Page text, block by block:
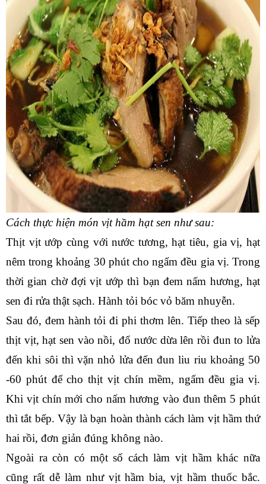
Cách thực hiện món vịt hầm hạt sen như sau:
Thịt vịt ướp cùng với nước tương, hạt tiêu, gia vị, hạt
nêm trong khoảng 30 phút cho ngấm đều gia vị. Trong
thời gian chờ đợi vịt ướp thì bạn đem nấm hương, hạt
sen đi rửa thật sạch. Hành tỏi bóc vỏ băm nhuyễn.
Sau đó, đem hành tỏi đi phi thơm lên. Tiếp theo là sếp
thịt vịt, hạt sen vào nồi, đổ nước dừa lên rồi đun to lửa
đến khi sôi thì vặn nhỏ lửa đến đun liu riu khoảng 50
-60 phút để cho thịt vịt chín mềm, ngấm đều gia vị.
Khi vịt chín mới cho nấm hương vào đun thêm 5 phút
thì tắt bếp. Vậy là bạn hoàn thành cách làm vịt hầm thứ
hai rồi, đơn giản đúng không nào.
Ngoài ra còn có một số cách làm vịt hầm khác nữa
cũng rất dễ làm như vịt hầm bia, vịt hầm thuốc bắc.